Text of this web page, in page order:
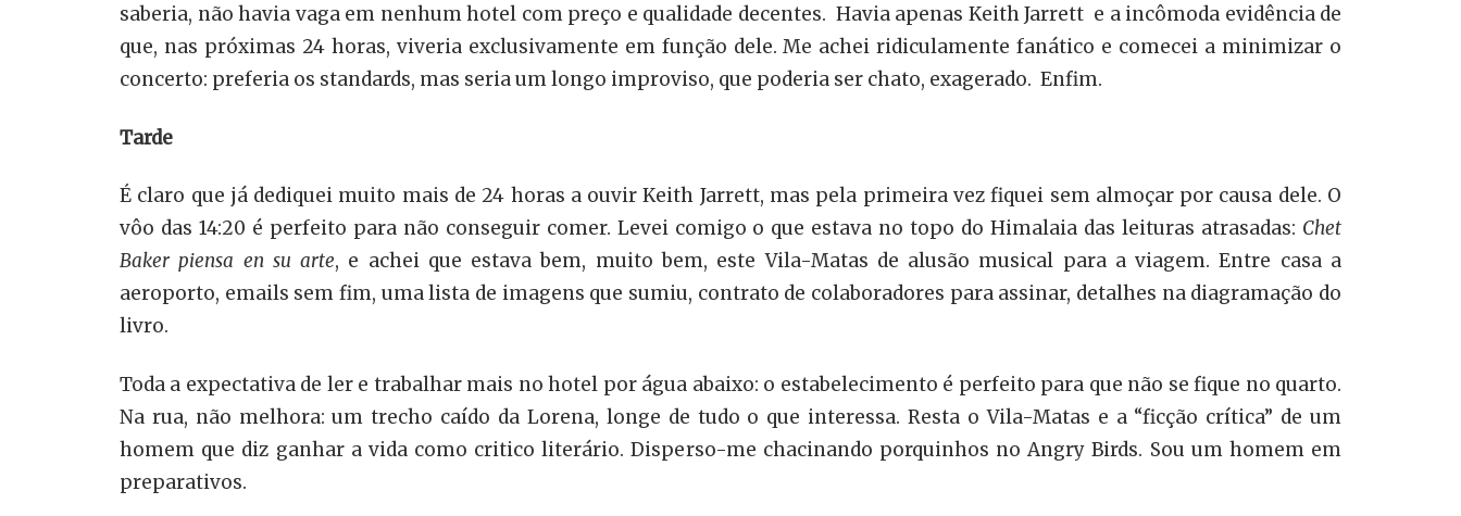
saberia, não havia vaga em nenhum hotel com preço e qualidade decentes. Havia apenas Keith Jarrett e a incômoda evidência de
que, nas próximas 24 horas, viveria exclusivamente em função dele. Me achei ridiculamente fanático e comecei a minimizar o
concerto: preferia os standards, mas seria um longo improviso, que poderia ser chato, exagerado. Enfim.
Tarde
É claro que já dediquei muito mais de 24 horas a ouvir Keith Jarrett, mas pela primeira vez fiquei sem almoçar por causa dele. O
vôo das 14:20 é perfeito para não conseguir comer. Levei comigo o que estava no topo do Himalaia das leituras atrasadas: Chet
Baker piensa en su arte, e achei que estava bem, muito bem, este Vila-Matas de alusão musical para a viagem. Entre casa a
aeroporto, emails sem fim, uma lista de imagens que sumiu, contrato de colaboradores para assinar, detalhes na diagramação do
livro.
Toda a expectativa de ler e trabalhar mais no hotel por água abaixo: o estabelecimento é perfeito para que não se fique no quarto.
Na rua, não melhora: um trecho caído da Lorena, longe de tudo o que interessa. Resta o Vila-Matas e a “ficção crítica” de um
homem que diz ganhar a vida como critico literário. Disperso-me chacinando porquinhos no Angry Birds. Sou um homem em
preparativos.